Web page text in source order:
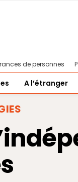
de personnes
A l’étranger